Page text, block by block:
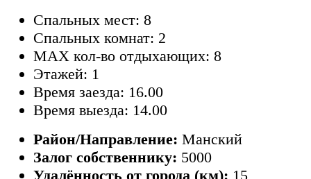
Спальных мест: 8
Спальных комнат: 2
MAX кол-во отдыхающих: 8
Этажей: 1
Время заезда: 16.00
Время выезда: 14.00
Район/Направление: Манский
Залог собственнику: 5000
Удалённость от города (км): 15